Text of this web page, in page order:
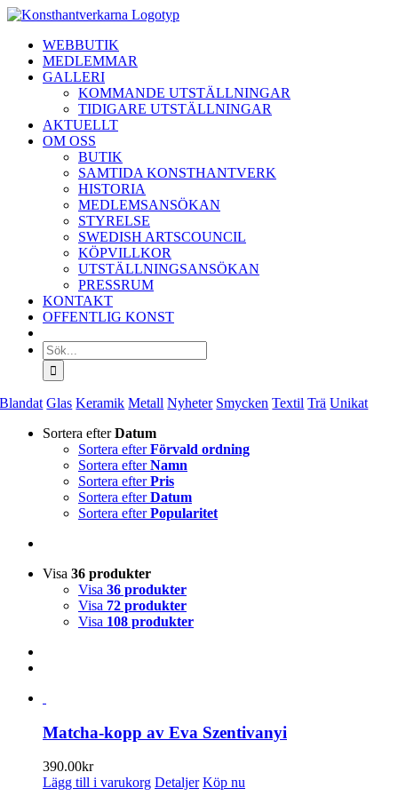
Fortsätt
innehålletWEBBUTIK
MEDLEMMAR
GALLERI
KOMMANDE UTSTÄLLNINGAR
TIDIGARE UTSTÄLLNINGAR
AKTUELLT
OM OSS
BUTIK
SAMTIDA KONSTHANTVERK
HISTORIA
MEDLEMSANSÖKAN
STYRELSE
SWEDISH ARTSCOUNCIL
KÖPVILLKOR
UTSTÄLLNINGSANSÖKAN
PRESSRUM
KONTAKT
OFFENTLIG KONST
Sök
efter:
Blandat Glas Keramik Metall Nyheter Smycken Textil Trä Unikat
Sortera efterDatum
Sortera efterFörvald ordning
Sortera efterNamn
Sortera efterPris
Sortera efterDatum
Sortera efterPopularitet
Visa 36 produkter
Visa 36 produkter
Visa 72 produkter
Visa 108 produkter
Matcha-kopp av Eva Szentivanyi
390.00kr
Lägg till i varukorg Detaljer Köp nu